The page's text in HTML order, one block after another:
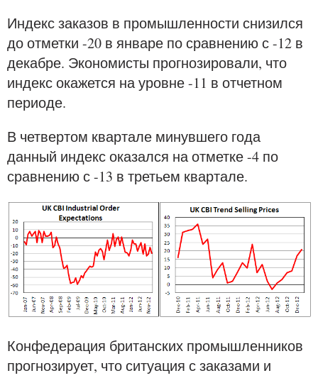
Индекс заказов в промышленности снизился
до отметки -20 в январе по сравнению с -12 в
декабре. Экономисты прогнозировали, что
индекс окажется на уровне -11 в отчетном
периоде.
В четвертом квартале минувшего года
данный индекс оказался на отметке -4 по
сравнению с -13 в третьем квартале.
Конфедерация британских промышленников
прогнозирует, что ситуация с заказами и